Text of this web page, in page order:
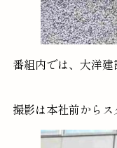
番組内では、大洋
撮影は本社前から